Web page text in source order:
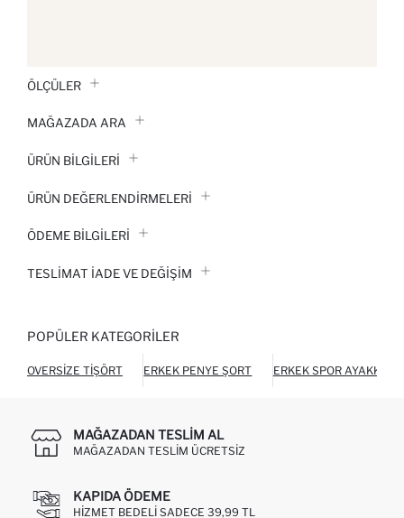
ÖLÇÜLER
MAĞAZADA ARA
ÜRÜN BILGILERI
ÜRÜN DEĞERLENDİRMELERİ
ÖDEME BİLGİLERİ
TESLIMAT İADE VE DEĞIŞIM
POPÜLER KATEGORILER
OVERSIZE TIŞÖRT ERKEK PENYE ŞORT ERKEK SPOR AYAKKABI
MAĞAZADAN TESLIM AL
MAĞAZADAN TESLIM ÜCRETSIZ
KAPIDA ÖDEME
HIZMET BEDELI SADECE 39,99 TL